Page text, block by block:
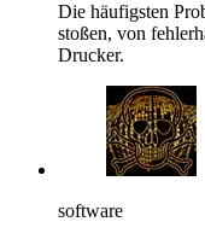
Die häufigsten
stoßen, von
Drucker.
software